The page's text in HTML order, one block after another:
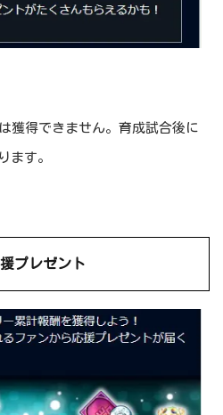
獲得できません。育成試合後に
ます。
プレゼント